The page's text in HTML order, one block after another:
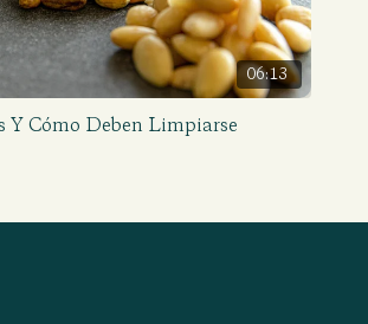
06:13
Y Cómo Deben Limpiarse